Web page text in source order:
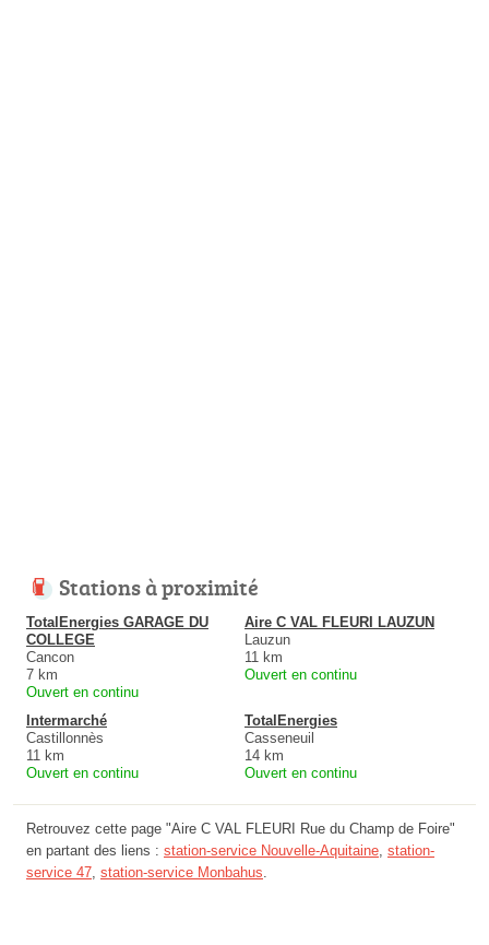
Stations à proximité
TotalEnergies GARAGE DU
COLLEGE
Cancon
7 km
Ouvert en continu
Aire C VAL FLEURI LAUZUN
Lauzun
11 km
Ouvert en continu
Intermarché
Castillonnès
11 km
Ouvert en continu
TotalEnergies
Casseneuil
14 km
Ouvert en continu
Retrouvez cette page "Aire C VAL FLEURI Rue du Champ de Foire"
en partant des liens : station-service Nouvelle-Aquitaine station-
service 47 station-service Monbahus